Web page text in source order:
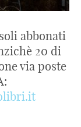
abbonati
20 di
via poste